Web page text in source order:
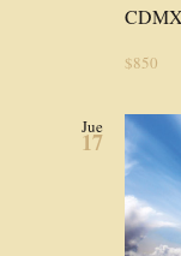
$850
Jue
17